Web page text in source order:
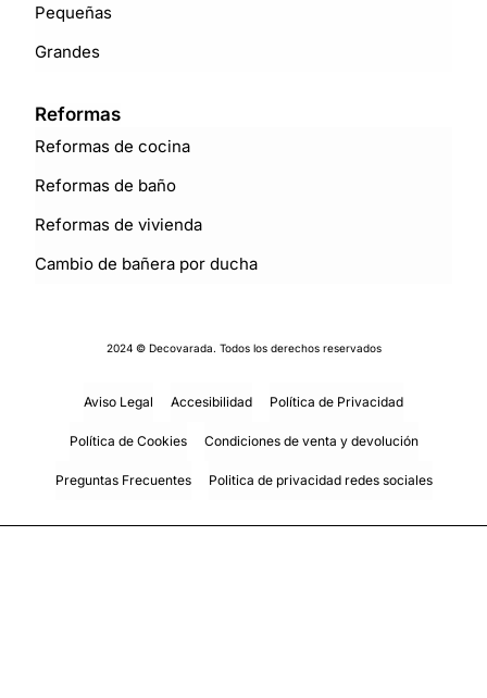
Pequeñas
Grandes
Reformas
Reformas de cocina
Reformas de baño
Reformas de vivienda
Cambio de bañera por ducha
Aviso Legal Accesibilidad Política de Privacidad
Política de Cookies Condiciones de venta y devolución
Preguntas Frecuentes Politica de privacidad redes sociales
2024 © Decovarada. Todos los derechos reservados